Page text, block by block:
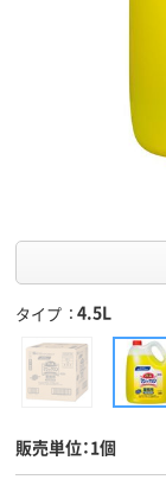
タイプ 4.5L
販売単位：1個